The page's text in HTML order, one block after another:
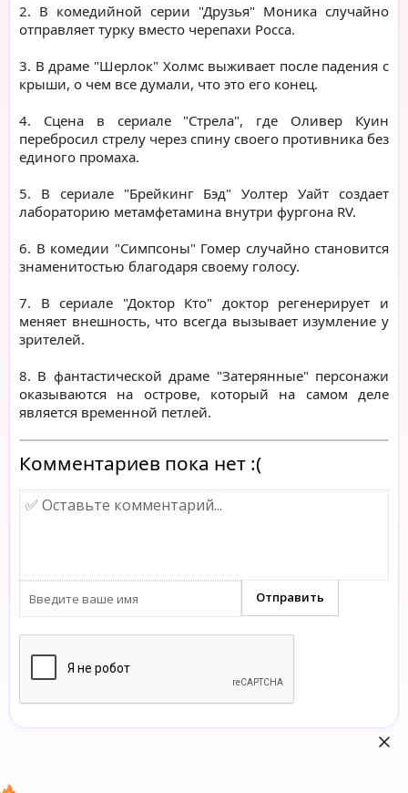
2. В комедийной серии "Друзья" Моника случайно
отправляет турку вместо черепахи Росса.
3. В драме "Шерлок" Холмс выживает после падения с
крыши, о чем все думали, что это его конец.
4. Сцена в сериале "Стрела", где Оливер Куин
перебросил стрелу через спину своего противника без
единого промаха.
5. В сериале "Брейкинг Бэд" Уолтер Уайт создает
лабораторию метамфетамина внутри фургона RV.
6. В комедии "Симпсоны" Гомер случайно становится
знаменитостью благодаря своему голосу.
7. В сериале "Доктор Кто" доктор регенерирует и
меняет внешность, что всегда вызывает изумление у
зрителей.
8. В фантастической драме "Затерянные" персонажи
оказываются на острове, который на самом деле
является временной петлей.
Комментариев пока нет :(